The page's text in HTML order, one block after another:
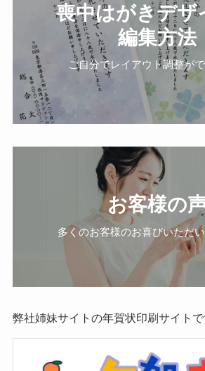
喪中はがきデザ
編集方法
ご自分でレイアウト調整がで
お客様の
多くのお客様のお喜びいただい
弊社姉妹サイトの年賀状印刷サイトで